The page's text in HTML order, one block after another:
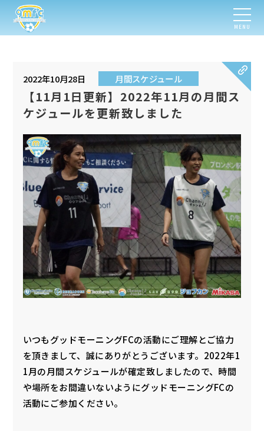
MENU
2022年10月28日 月間スケジュール
【11月1日更新】2022年11月の月間ス
ケジュールを更新致しました
いつもグッドモーニングFCの活動にご理解とご協力
を頂きまして、誠にありがとうございます。2022年1
1月の月間スケジュールが確定致しましたので、時間
や場所をお間違いないようにグッドモーニングFCの
活動にご参加ください。